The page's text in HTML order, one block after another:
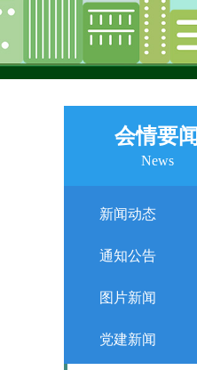
会情要闻
News
新闻动态
通知公告
图片新闻
党建新闻